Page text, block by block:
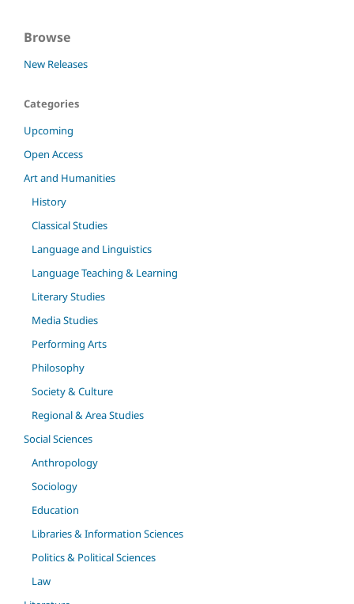
Browse
New Releases
Categories
Upcoming
Open Access
Art and Humanities
History
Classical Studies
Language and Linguistics
Language Teaching & Learning
Literary Studies
Media Studies
Performing Arts
Philosophy
Society & Culture
Regional & Area Studies
Social Sciences
Anthropology
Sociology
Education
Libraries & Information Sciences
Politics & Political Sciences
Law